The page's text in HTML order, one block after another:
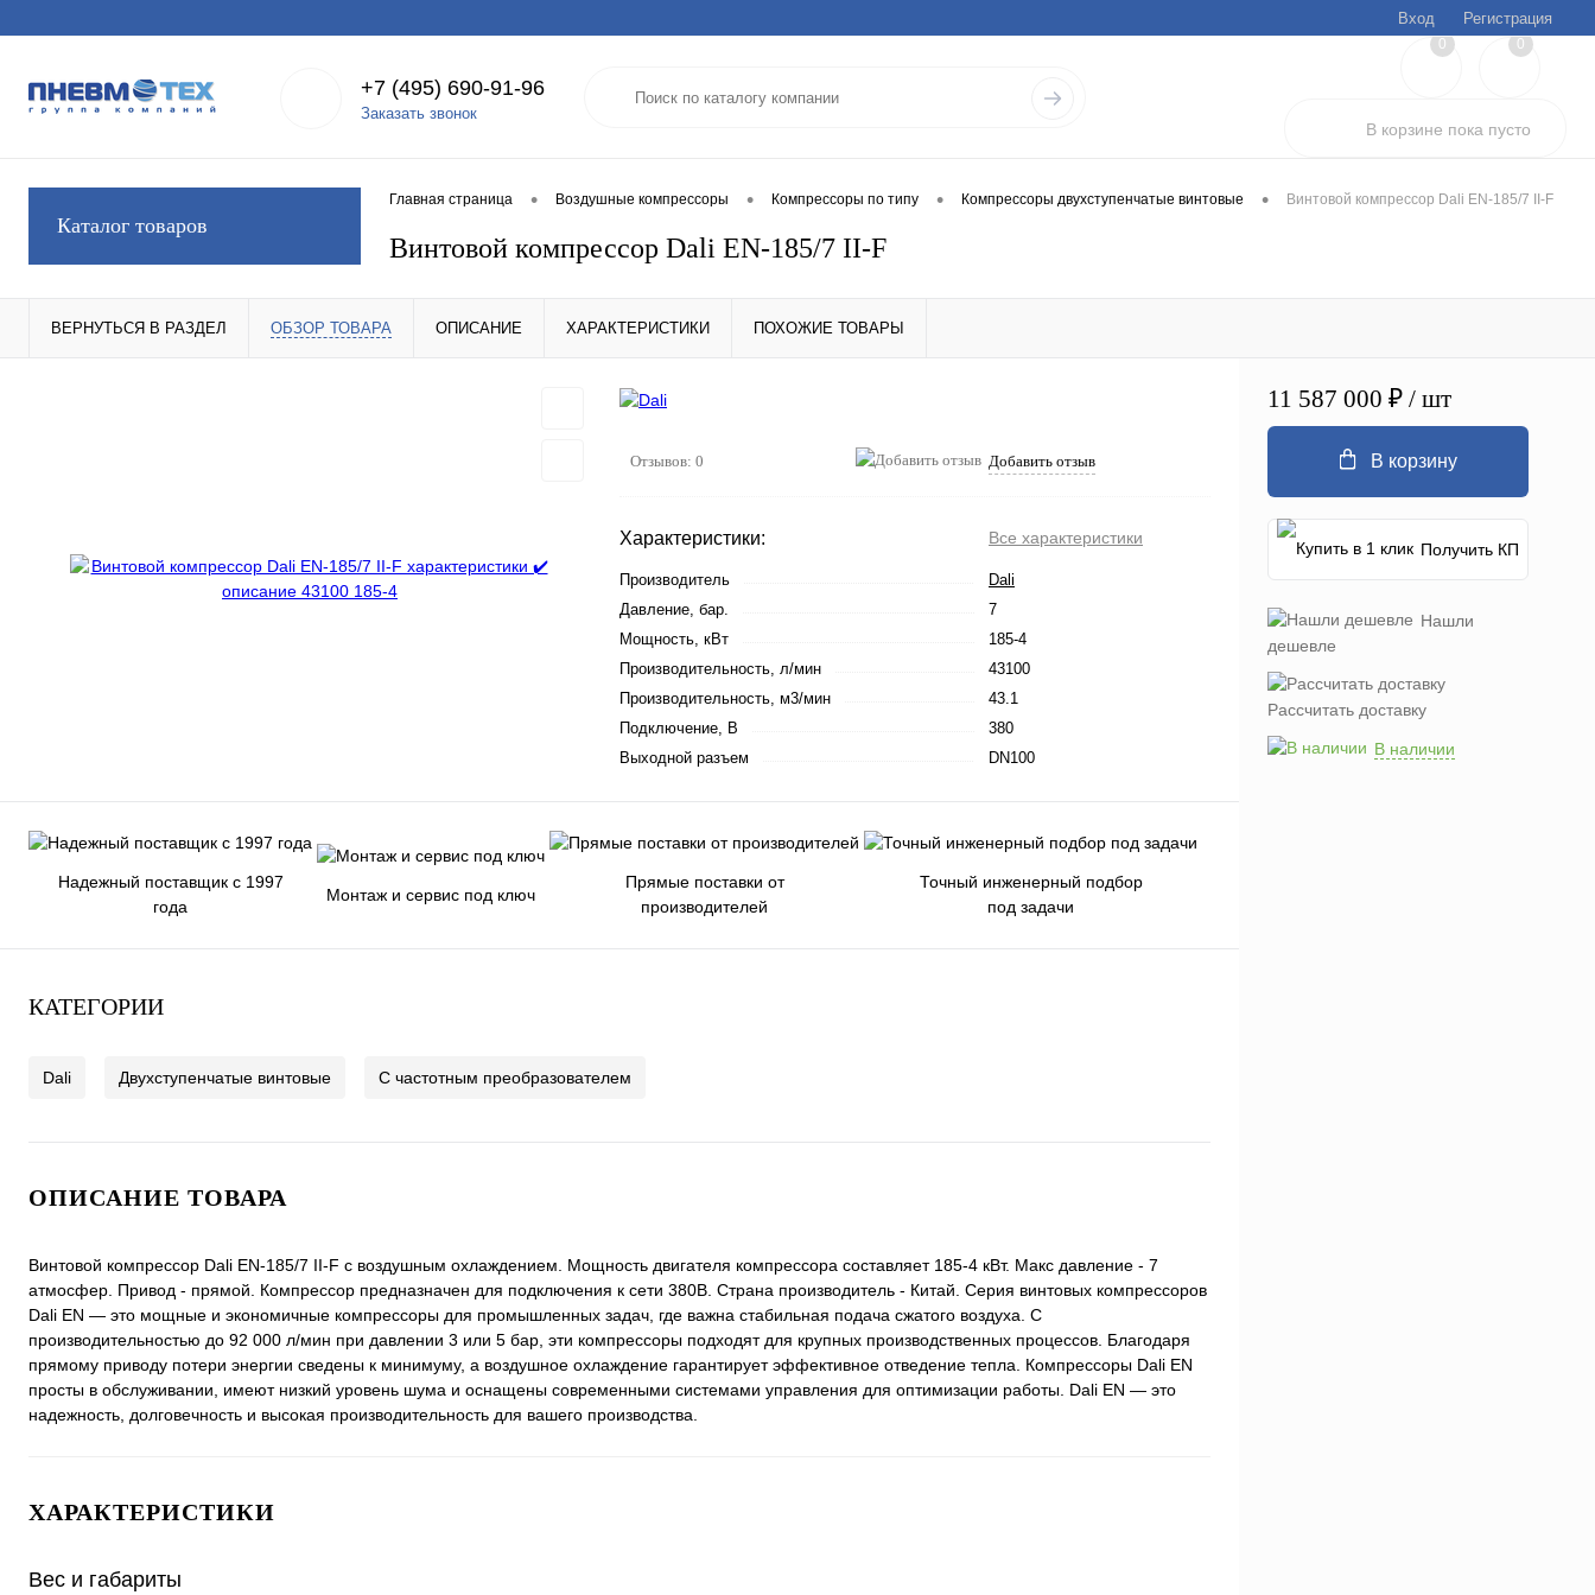
Вход Регистрация
+7 (495) 690-91-96
Заказать звонок
0 0
В корзине пока пусто
Каталог товаров
Главная страница • Воздушные компрессоры • Компрессоры по типу • Компрессоры двухступенчатые винтовые • Винтовой компрессор Dali EN-185/7 II-F
Винтовой компрессор Dali EN-185/7 II-F
ВЕРНУТЬСЯ В РАЗДЕЛ ОБЗОР ТОВАРА ОПИСАНИЕ ХАРАКТЕРИСТИКИ ПОХОЖИЕ ТОВАРЫ
Отзывов: 0 Добавить отзыв
Характеристики: Все характеристики
Производитель
Dali
Давление, бар.
7
Мощность, кВт
185-4
Производительность, л/мин
43100
Производительность, м3/мин
43.1
Подключение, В
380
Выходной разъем
DN100
Надежный поставщик с 1997
года
Монтаж и сервис под ключ
Прямые поставки от
производителей
Точный инженерный подбор
под задачи
КАТЕГОРИИ
Dali Двухступенчатые винтовые С частотным преобразователем
ОПИСАНИЕ ТОВАРА
Винтовой компрессор Dali EN-185/7 II-F с воздушным охлаждением. Мощность двигателя компрессора составляет 185-4 кВт. Макс давление - 7
атмосфер. Привод - прямой. Компрессор предназначен для подключения к сети 380В. Страна производитель - Китай. Серия винтовых компрессоров
Dali EN — это мощные и экономичные компрессоры для промышленных задач, где важна стабильная подача сжатого воздуха. С
производительностью до 92 000 л/мин при давлении 3 или 5 бар, эти компрессоры подходят для крупных производственных процессов. Благодаря
прямому приводу потери энергии сведены к минимуму, а воздушное охлаждение гарантирует эффективное отведение тепла. Компрессоры Dali EN
просты в обслуживании, имеют низкий уровень шума и оснащены современными системами управления для оптимизации работы. Dali EN — это
надежность, долговечность и высокая производительность для вашего производства.
ХАРАКТЕРИСТИКИ
Вес и габариты
11 587 000 ₽ / шт
В корзину
Получить КП
Нашли
дешевле
Рассчитать доставку
В наличии